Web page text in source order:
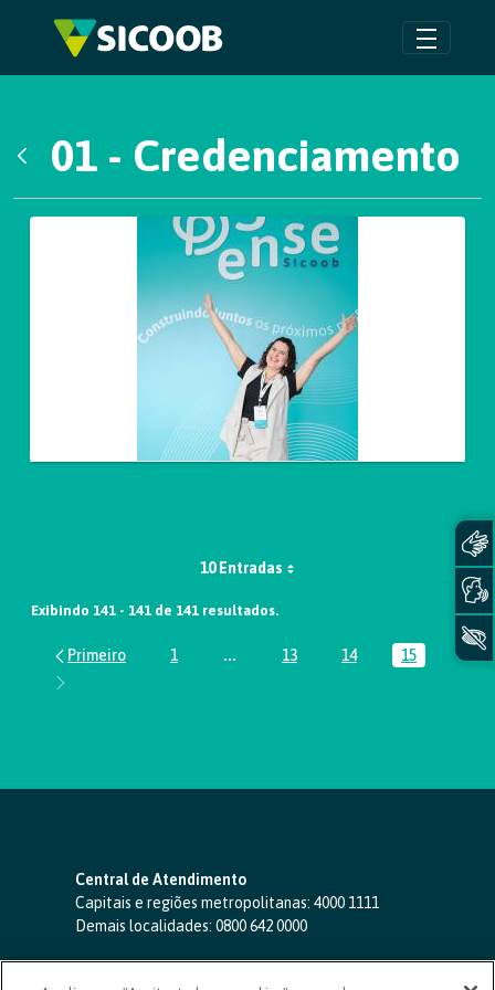
Pular para o Conteúdo principal
01 - Credenciamento
10 Entradas
Exibindo 141 - 141 de 141 resultados.
Página
1 ...Páginas intermediárias Usar ABA
Página
13 Página
14 Página
15
Central de Atendimento
Capitais e regiões metropolitanas: 4000 1111
Demais localidades: 0800 642 0000
SAC 24 horas-0800 724 4420